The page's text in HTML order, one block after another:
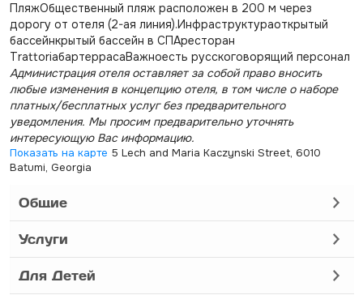
ПляжОбщественный пляж расположен в 200 м через
дорогу от отеля (2-ая линия).Инфраструктураоткрытый
бассейнкрытый бассейн в СПАресторан
TrattoriaбартеррасаВажноесть русскоговорящий персонал
Администрация отеля оставляет за собой право вносить
любые изменения в концепцию отеля, в том числе о наборе
платных/бесплатных услуг без предварительного
уведомления. Мы просим предварительно уточнять
интересующую Вас информацию.
Показать на карте 5 Lech and Maria Kaczynski Street, 6010
Batumi, Georgia
Общие
Услуги
Для Детей